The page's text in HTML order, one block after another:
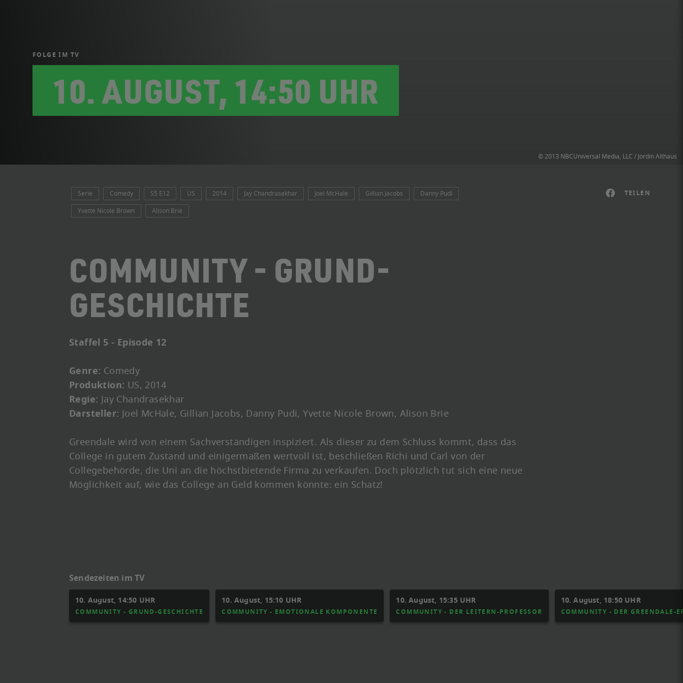
© 2013 NBCUniversal Media, LLC / Jordin Althaus
FOLGE IM TV
10. AUGUST, 14:50 UHR
TEILEN
Serie Comedy S5 E12 US 2014 Jay Chandrasekhar Joel McHale Gillian Jacobs
Danny Pudi
Yvette Nicole Brown
Alison Brie
COMMUNITY - GRUND-
GESCHICHTE
Staffel 5 - Episode 12
Genre: Comedy
Produktion: US, 2014
Regie: Jay Chandrasekhar
Darsteller: Joel McHale, Gillian Jacobs, Danny Pudi, Yvette Nicole Brown, Alison Brie
Greendale wird von einem Sachverständigen inspiziert. Als dieser zu dem Schluss kommt, dass das
College in gutem Zustand und einigermaßen wertvoll ist, beschließen Richi und Carl von der
Collegebehörde, die Uni an die höchstbietende Firma zu verkaufen. Doch plötzlich tut sich eine neue
Möglichkeit auf, wie das College an Geld kommen könnte: ein Schatz!
Sendezeiten im TV
10. August, 14:50 UHR
COMMUNITY - GRUND-GESCHICHTE
10. August, 15:10 UHR
COMMUNITY - EMOTIONALE KOMPONENTE
10. August, 15:35 UHR
COMMUNITY - DER LEITERN-PROFESSOR
10. August, 18:50 UHR
COMMUNITY - DER GREENDALE-